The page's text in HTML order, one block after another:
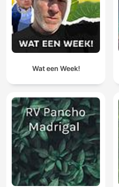
Wat een Week!